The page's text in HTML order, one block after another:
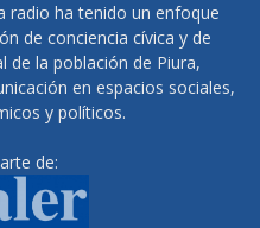
radio ha tenido un enfoque
de conciencia cívica y de
de la población de Piura,
en espacios sociales,
y políticos.
de: